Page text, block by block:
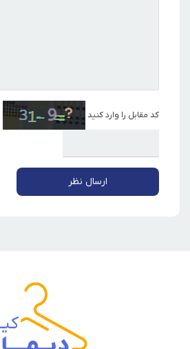
کد مقابل را وارد کنید
ارسال نظر